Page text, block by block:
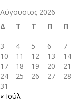
Αύγουστος 2026
Δ
Τ Τ Π Π
3
4 5 6 7
10
11 12 13 14
17
18 19 20 21
24
25 26 27 28
31
« Ιούλ